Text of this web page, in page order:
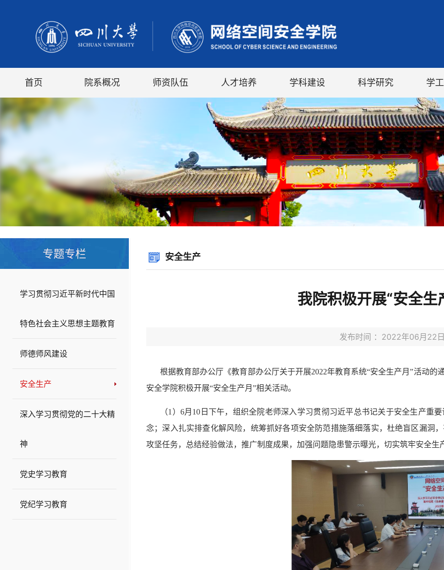
首页 院系概况 师资队伍 人才培养 学科建设 科学研究 学
专题专栏
学习贯彻习近平新时代中国
特色社会主义思想主题教育
师德师风建设
安全生产
深入学习贯彻党的二十大精
神
党史学习教育
党纪学习教育
安全生产
我院积极开展“安全生
发布时间 ：2022年06月
根据教育部办公厅《教育部办公厅关于开展2022年教育系统“安全生产月”活动
安全学院积极开展“安全生产月”相关活动。
（1 ） 6月 10 日下午，组织全院老师深入学习贯彻习近平总书记关于安全生产重
念；深入扎实排查化解风险，统筹抓好各项安全防范措施落细落实，杜绝盲区漏洞
攻坚任务，总结经验做法，推广制度成果，加强问题隐患警示曝光，切实筑牢安全生